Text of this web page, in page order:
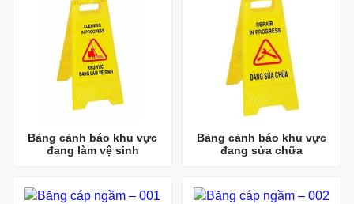
Bảng cảnh báo khu vực
đang làm vệ sinh
Bảng cảnh báo khu vực
đang sửa chữa